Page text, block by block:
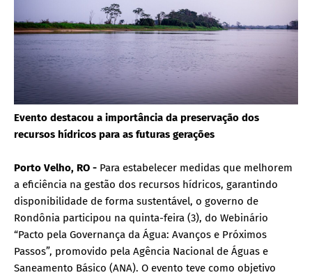
Evento destacou a importância da preservação dos
recursos hídricos para as futuras gerações
Porto Velho, RO - Para estabelecer medidas que melhorem
a eficiência na gestão dos recursos hídricos, garantindo
disponibilidade de forma sustentável, o governo de
Rondônia participou na quinta-feira (3), do Webinário
“Pacto pela Governança da Água: Avanços e Próximos
Passos”, promovido pela Agência Nacional de Águas e
Saneamento Básico (ANA). O evento teve como objetivo